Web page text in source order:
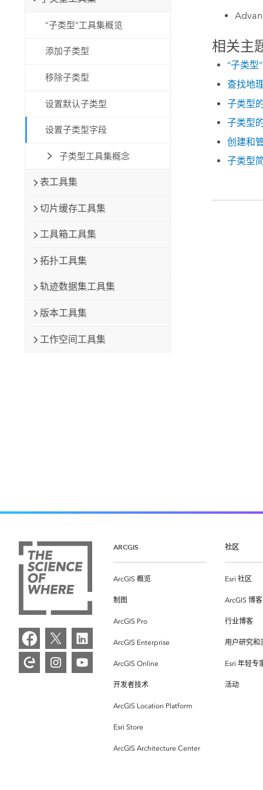
“子类型”工具集概览
添加子类型
移除子类型
设置默认子类型
设置子类型字段
子类型工具集概念
表工具集
切片缓存工具集
工具箱工具集
拓扑工具集
轨迹数据集工具集
版本工具集
工作空间工具集
相关主
“子类型
查找地
子类型
子类型
创建和
子类型
ARCGIS
ArcGIS 概览
制图
ArcGIS Pro
ArcGIS Enterprise
ArcGIS Online
开发者技术
ArcGIS Location Platform
Esri Store
ArcGIS Architecture Center
社区
Esri 社区
ArcGIS 博客
行业博客
用户研究和
Esri 年轻专
活动